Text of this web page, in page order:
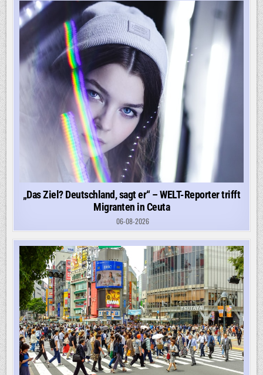
„Das Ziel? Deutschland, sagt er“ – WELT-Reporter trifft
Migranten in Ceuta
06-08-2026